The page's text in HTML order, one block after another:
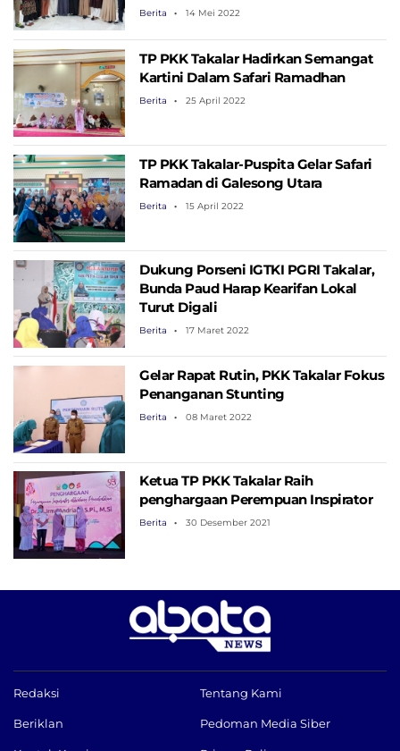
Berita 14 Mei 2022
TP PKK Takalar Hadirkan Semangat
Kartini Dalam Safari Ramadhan
Berita 25 April 2022
TP PKK Takalar-Puspita Gelar Safari
Ramadan di Galesong Utara
Berita 15 April 2022
Dukung Porseni IGTKI PGRI Takalar,
Bunda Paud Harap Kearifan Lokal
Turut Digali
Berita 17 Maret 2022
Gelar Rapat Rutin, PKK Takalar Fokus
Penanganan Stunting
Berita 08 Maret 2022
Ketua TP PKK Takalar Raih
penghargaan Perempuan Inspirator
Berita 30 Desember 2021
Redaksi Tentang Kami
Beriklan Pedoman Media Siber